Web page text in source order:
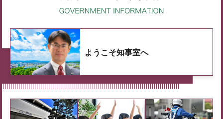
ようこそ知事室へ